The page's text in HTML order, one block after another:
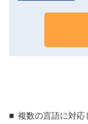
複数の言語に対